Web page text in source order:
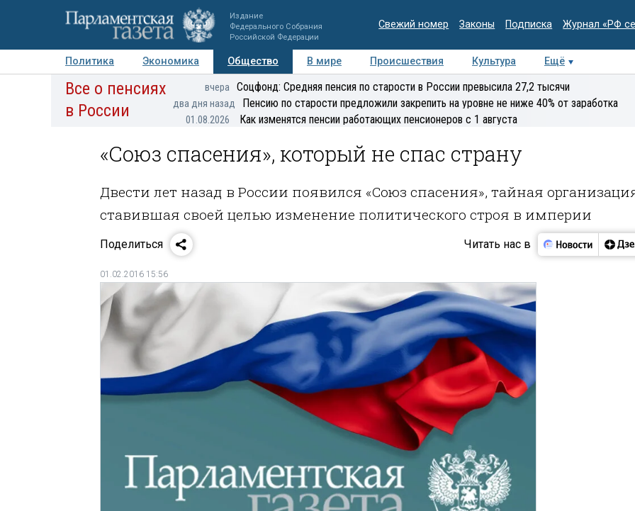
Издание
Федерального Собрания
Российской Федерации
Свежий номер Законы Подписка Журнал «РФ
Политика Экономика Общество В мире Происшествия Культура Ещё
Авторы Персоны Мнения Регионы Медиацентр Интервью Колумнисты
Все о пенсиях
в России
вчера Соцфонд: Средняя пенсия по старости в России превысила 27,2 тысячи
два дня назад Пенсию по старости предложили закрепить на уровне не ниже 40% от заработка
01.08.2026 Как изменятся пенсии работающих пенсионеров с 1 августа
«Союз спасения», который не спас страну
Двести лет назад в России появился «Союз спасения», тайная
ставившая своей целью изменение политического строя в империи
Поделиться Читать нас в
01.02.2016 15:56